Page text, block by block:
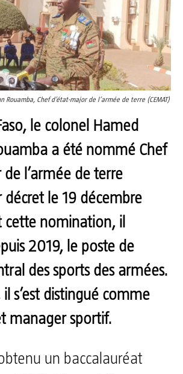
Rouamba, Chef d’état-major de l’armée de terre (CEMAT)
le colonel Hamed
a été nommé Chef
de l’armée de terre
décret le 19 décembre
cette nomination, il
2019, le poste de
des sports des armées.
il s’est distingué comme
manager sportif.
un baccalauréat